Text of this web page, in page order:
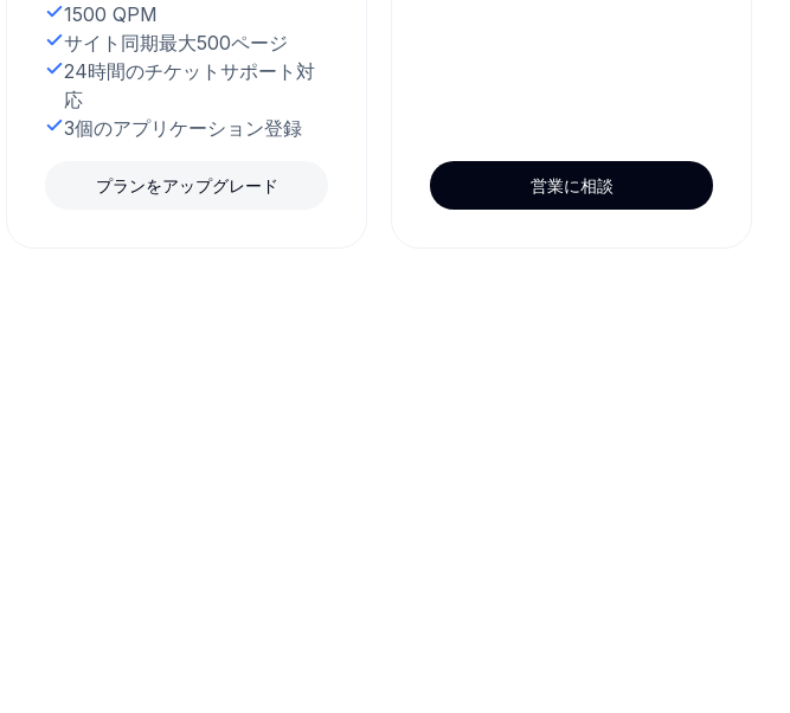
1500 QPM
サイト同期最大500ページ
24時間のチケットサポート対
応
3個のアプリケーション登録
プランをアップグレード 営業に相談